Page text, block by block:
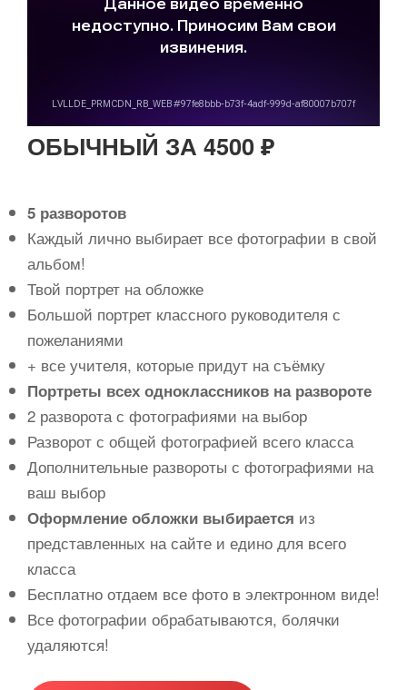
ОБЫЧНЫЙ ЗА 4500 ₽
5 разворотов
Каждый лично выбирает все фотографии в свой
альбом!
Твой портрет на обложке
Большой портрет классного руководителя с
пожеланиями
+ все учителя, которые придут на съёмку
Портреты всех одноклассников на развороте
2 разворота с фотографиями на выбор
Разворот с общей фотографией всего класса
Дополнительные развороты с фотографиями на
ваш выбор
Оформление обложки выбирается из
представленных на сайте и едино для всего
класса
Бесплатно отдаем все фото в электронном виде!
Все фотографии обрабатываются, болячки
удаляются!